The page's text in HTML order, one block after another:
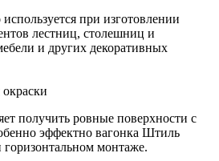
при изготовлении
лестниц, столешниц и
и других декоративных
получить ровные поверхности с
эффектно вагонка Штиль
горизонтальном монтаже.